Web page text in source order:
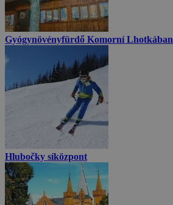
Gyógynövényfürdő Komorní Lhotkában
Hlubočky síközpont